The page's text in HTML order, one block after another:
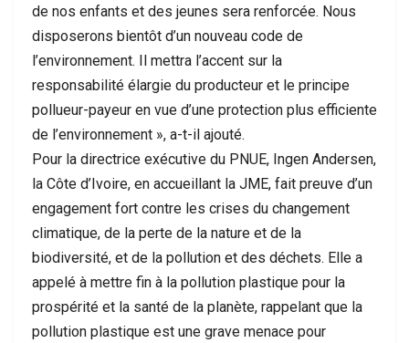
de nos enfants et des jeunes sera renforcée. Nous
disposerons bientôt d’un nouveau code de
l’environnement. Il mettra l’accent sur la
responsabilité élargie du producteur et le principe
pollueur-payeur en vue d’une protection plus efficiente
de l’environnement », a-t-il ajouté.
Pour la directrice exécutive du PNUE, Ingen Andersen,
la Côte d’Ivoire, en accueillant la JME, fait preuve d’un
engagement fort contre les crises du changement
climatique, de la perte de la nature et de la
biodiversité, et de la pollution et des déchets. Elle a
appelé à mettre fin à la pollution plastique pour la
prospérité et la santé de la planète, rappelant que la
pollution plastique est une grave menace pour